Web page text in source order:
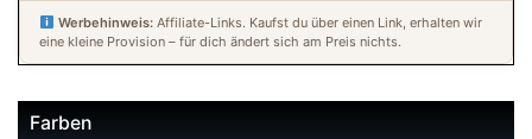
Werbehinweis:Affiliate-Links. Kaufst du über einen Link, erhalten wir
eine kleine Provision – für dich ändert sich am Preis nichts.
Farben